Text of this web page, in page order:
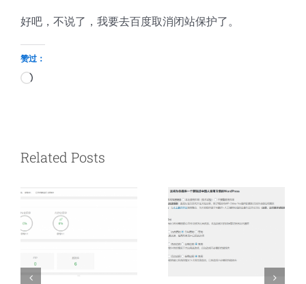
好吧，不说了，我要去百度取消闭站保护了。
赞过：
正
Related Posts